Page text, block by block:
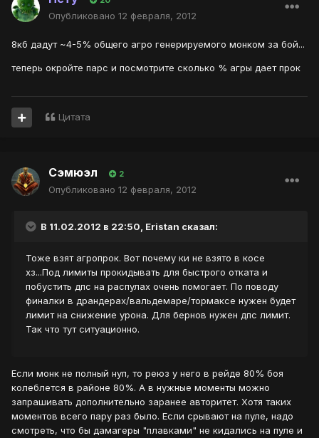
Опубликовано 12 февраля, 2012
8кб дадут ~4-5% общего агро генерируемого монком за бой...
теперь окройте парс и посмотрите сколько % агры дает прок
Цитата
Сэмюэл 2
Опубликовано 12 февраля, 2012
В 11.02.2012 в 22:50, Eristan сказал:
Тоже взят агропрок. Вот почему ки не взято в косе
хз...Под лимиты прокидывать для быстрого отката и
побустить дпс на распулах очень помогает. По поводу
финалки в драндерах/вальдемаре/тормаксе нужен будет
лимит на снижение урона. Для бернов нужен дпс лимит.
Так что тут ситуационно.
Если монк не полный нуп, то реюз у него в рейде 80% боя
колеблется в районе 80%. А в нужные моменты можно
запрашивать дополнительно заранее авторитет. Хотя таких
моментов всего пару раз было. Если срывают на пуле, надо
смотреть, что бы дамагеры "плавками" не кидались на пуле и